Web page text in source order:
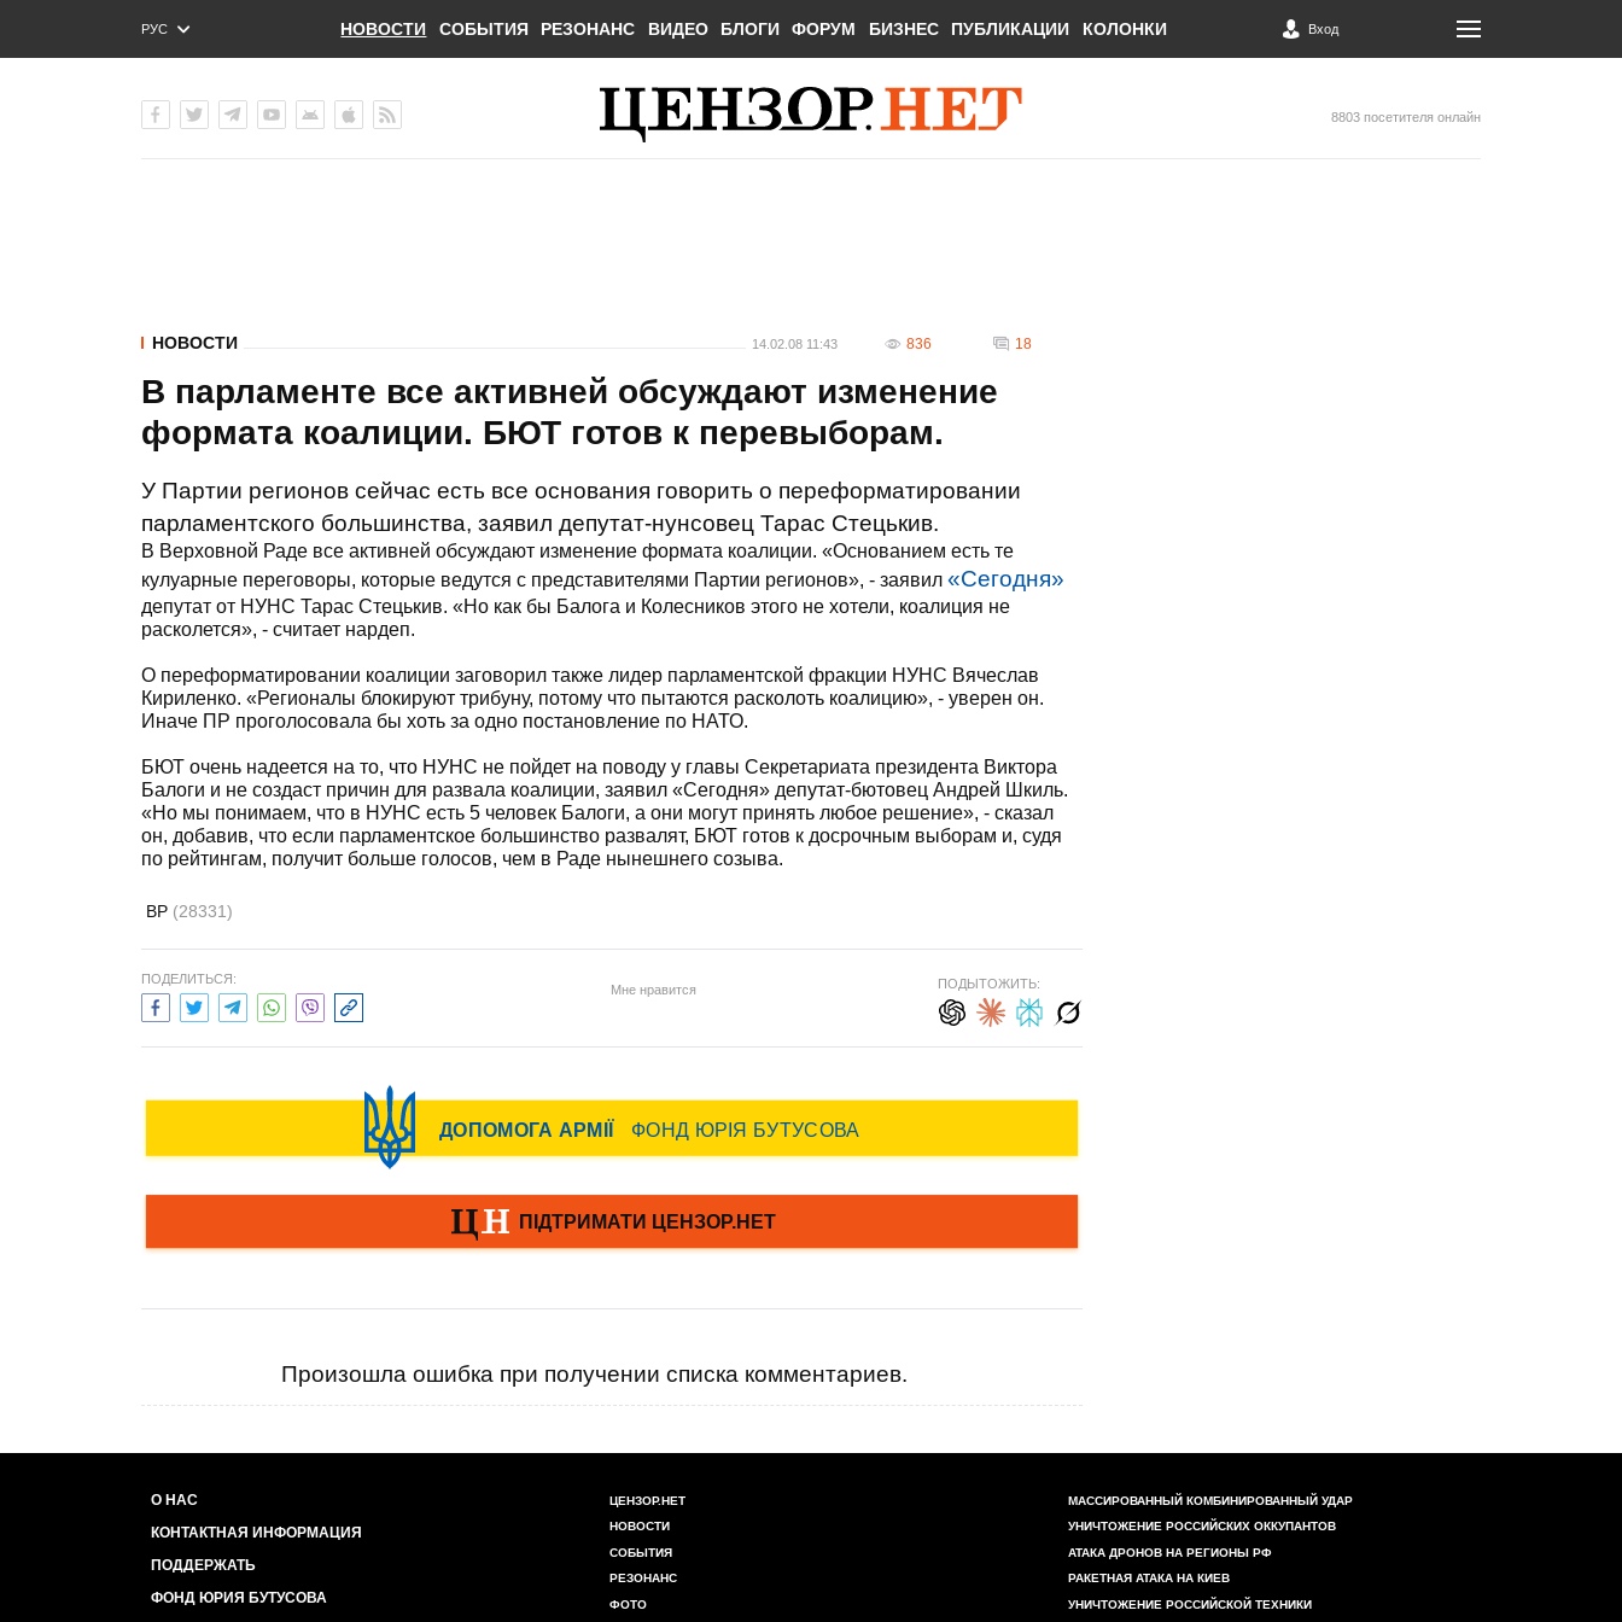
РУС
ENG
НОВОСТИ СОБЫТИЯ РЕЗОНАНС ВИДЕО БЛОГИ ФОРУМ БИЗНЕС ПУБЛИКАЦИИ КОЛОНКИ Вход
8803 посетителя онлайн
НОВОСТИ 14.02.08 11:43 836 18
В парламенте все активней обсуждают изменение
формата коалиции. БЮТ готов к перевыборам.
У Партии регионов сейчас есть все основания говорить о переформатировании
парламентского большинства, заявил депутат-нунсовец Тарас Стецькив.
В Верховной Раде все активней обсуждают изменение формата коалиции. «Основанием есть те
кулуарные переговоры, которые ведутся с представителями Партии регионов», - заявил «Сегодня»
депутат от НУНС Тарас Стецькив. «Но как бы Балога и Колесников этого не хотели, коалиция не
расколется», - считает нардеп.
О переформатировании коалиции заговорил также лидер парламентской фракции НУНС Вячеслав
Кириленко. «Регионалы блокируют трибуну, потому что пытаются расколоть коалицию», - уверен он.
Иначе ПР проголосовала бы хоть за одно постановление по НАТО.
БЮТ очень надеется на то, что НУНС не пойдет на поводу у главы Секретариата президента Виктора
Балоги и не создаст причин для развала коалиции, заявил «Сегодня» депутат-бютовец Андрей Шкиль.
«Но мы понимаем, что в НУНС есть 5 человек Балоги, а они могут принять любое решение», - сказал
он, добавив, что если парламентское большинство развалят, БЮТ готов к досрочным выборам и, судя
по рейтингам, получит больше голосов, чем в Раде нынешнего созыва.
ВР (28331)
ПОДЕЛИТЬСЯ:
Мне нравится ПОДЫТОЖИТЬ:
Произошла ошибка при получении списка комментариев.
О НАС
КОНТАКТНАЯ ИНФОРМАЦИЯ
ПОДДЕРЖАТЬ
ФОНД ЮРИЯ БУТУСОВА
ЦЕНЗОР.НЕТ
НОВОСТИ
СОБЫТИЯ
РЕЗОНАНС
ФОТО
МАССИРОВАННЫЙ КОМБИНИРОВАННЫЙ УДАР
УНИЧТОЖЕНИЕ РОССИЙСКИХ ОККУПАНТОВ
АТАКА ДРОНОВ НА РЕГИОНЫ РФ
РАКЕТНАЯ АТАКА НА КИЕВ
УНИЧТОЖЕНИЕ РОССИЙСКОЙ ТЕХНИКИ